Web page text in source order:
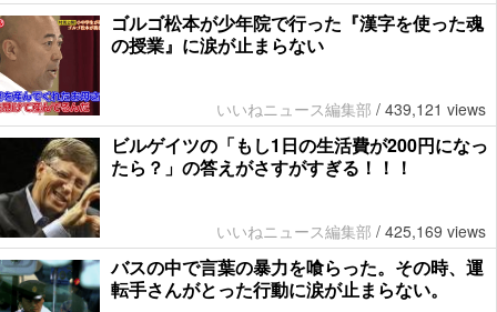
ゴルゴ松本が少年院で行った『漢字を使った魂
の授業』に涙が止まらない
いいねニュース編集部 / 439,121 views
ビルゲイツの「もし1日の生活費が200円になっ
たら？」の答えがさすがすぎる！！！
いいねニュース編集部 / 425,169 views
バスの中で言葉の暴力を喰らった。その時、運
転手さんがとった行動に涙が止まらない。